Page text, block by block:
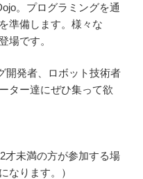
。プログラミングを通
準備します。様々な
場です。
開発者、ロボット技術者
ター達にぜひ集って欲
才未満の方が参加する場
なります。）